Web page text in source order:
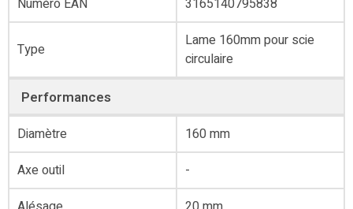
Type
Lame 160mm pour scie
circulaire
Performances
Diamètre
160 mm
Axe outil
-